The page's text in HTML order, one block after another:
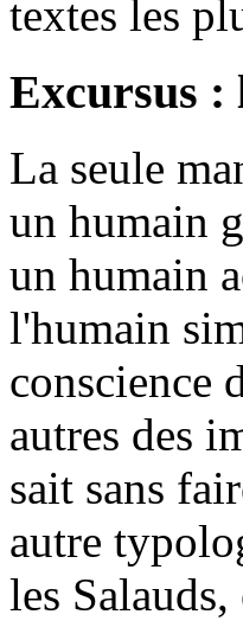
textes les
Excursus :
La seule
un humain
un humain
l'humain
conscience
autres des
sait sans
autre
les